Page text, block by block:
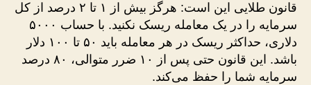
قانون طلایی این است: هرگز بیش از ۱ تا ۲ درصد از کل
سرمایه را در یک معامله ریسک نکنید. با حساب ۵۰۰۰
دلاری، حداکثر ریسک در هر معامله باید ۵۰ تا ۱۰۰ دلار
باشد. این قانون حتی پس از ۱۰ ضرر متوالی، ۸۰ درصد
سرمایه شما را حفظ می‌کند.